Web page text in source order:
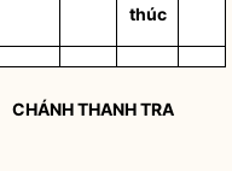
thúc
CHÁNH THANH TRA